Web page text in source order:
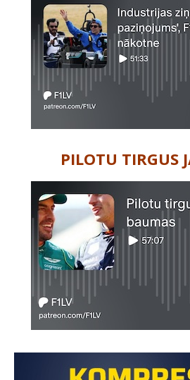
PILOTU TIRGUS